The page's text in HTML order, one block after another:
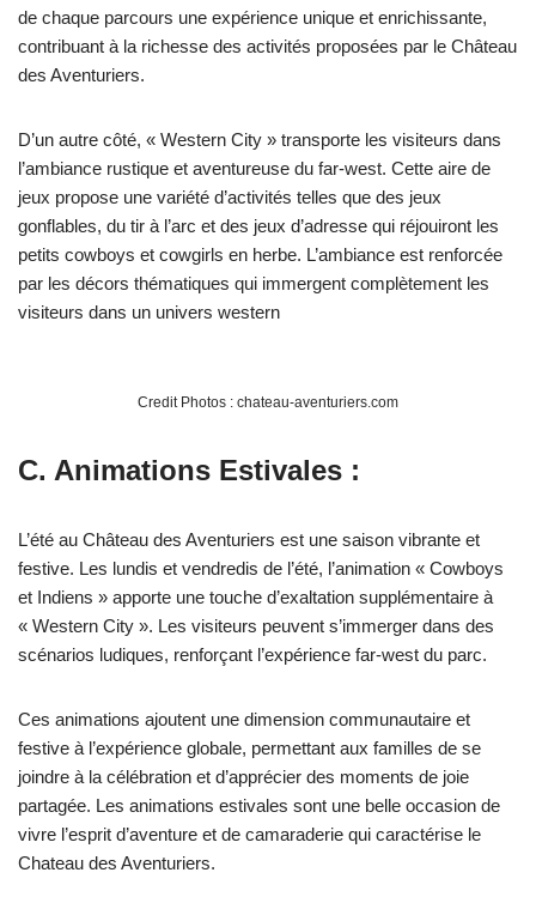
de chaque parcours une expérience unique et enrichissante,
contribuant à la richesse des activités proposées par le Château
des Aventuriers.
D’un autre côté, « Western City » transporte les visiteurs dans
l’ambiance rustique et aventureuse du far-west. Cette aire de
jeux propose une variété d’activités telles que des jeux
gonflables, du tir à l’arc et des jeux d’adresse qui réjouiront les
petits cowboys et cowgirls en herbe. L’ambiance est renforcée
par les décors thématiques qui immergent complètement les
visiteurs dans un univers western
Credit Photos : chateau-aventuriers.com
C. Animations Estivales :
L’été au Château des Aventuriers est une saison vibrante et
festive. Les lundis et vendredis de l’été, l’animation « Cowboys
et Indiens » apporte une touche d’exaltation supplémentaire à
« Western City ». Les visiteurs peuvent s’immerger dans des
scénarios ludiques, renforçant l’expérience far-west du parc.
Ces animations ajoutent une dimension communautaire et
festive à l’expérience globale, permettant aux familles de se
joindre à la célébration et d’apprécier des moments de joie
partagée. Les animations estivales sont une belle occasion de
vivre l’esprit d’aventure et de camaraderie qui caractérise le
Chateau des Aventuriers​​.